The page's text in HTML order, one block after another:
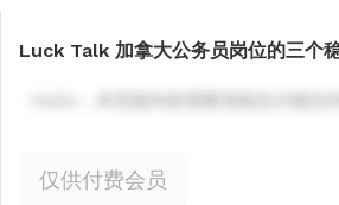
Luck Talk 加拿大公务员岗位的三个
仅供付费会员